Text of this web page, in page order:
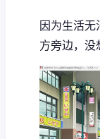
因为生活无
方旁边，没